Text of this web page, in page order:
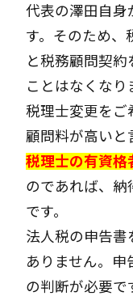
代表の澤田自身
す。そのため
と税務顧問契
ことはなくなり
税理士変更をご
顧問料が高いと
税理士の有資格
のであれば、納
です。
法人税の申告書
ありません。申
の判断が必要で